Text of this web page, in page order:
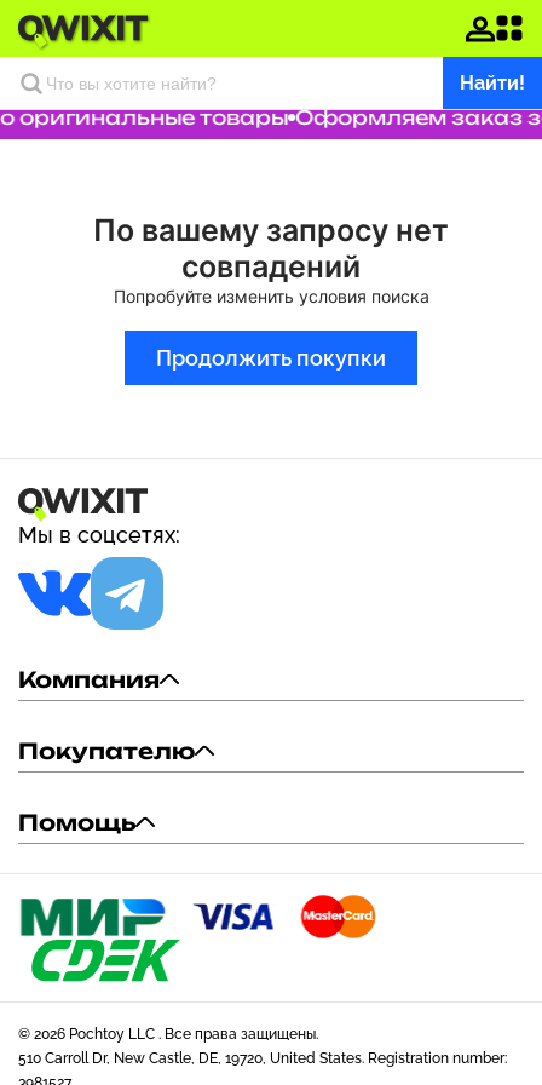
Найти!
оригинальные товары Оформляем заказ
По вашему запросу нет
совпадений
Попробуйте изменить условия поиска
Продолжить покупки
Мы в соцсетях:
Компания
Покупателю
Помощь
© 2026 Pochtoy LLC . Все права защищены.
510 Carroll Dr, New Castle, DE, 19720, United States. Registration number: